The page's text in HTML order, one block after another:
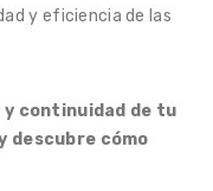
y eficiencia de las
continuidad de tu
descubre cómo